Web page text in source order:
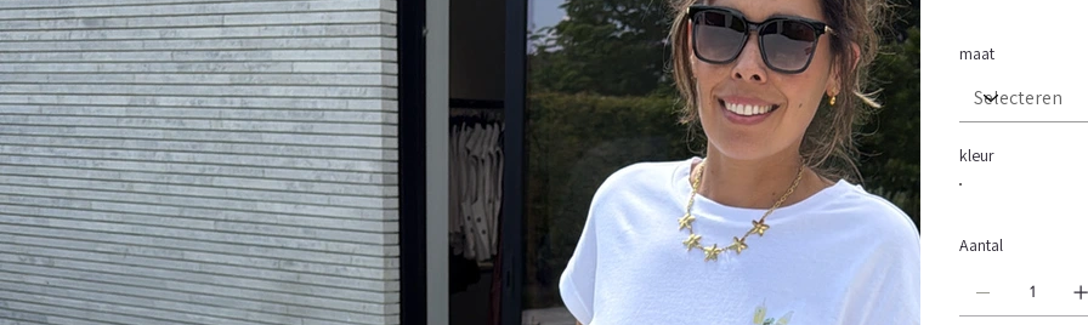
maat
kleur
Aantal